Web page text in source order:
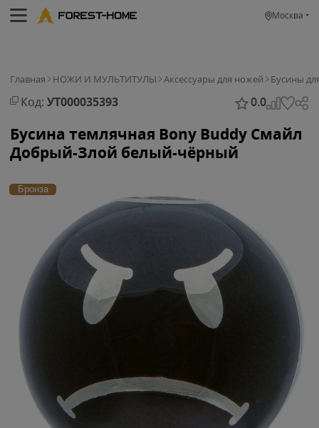
Москва
Главная НОЖИ И МУЛЬТИТУЛЫ Аксессуары для ножей Бусины
Код: УТ000035393 0.0
Бусина темлячная Bony Buddy Смайл
Добрый-Злой белый-чёрный
Бронза